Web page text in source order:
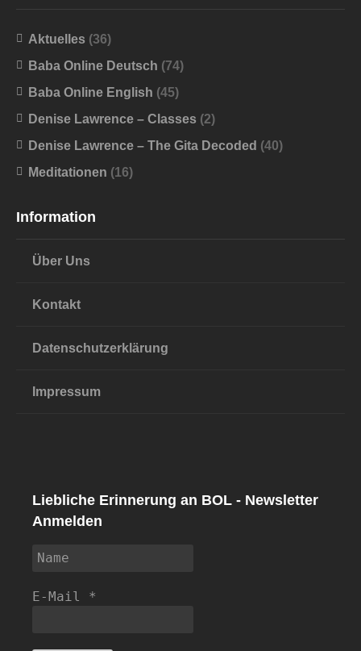
Aktuelles (36)
Baba Online Deutsch (74)
Baba Online English (45)
Denise Lawrence – Classes (2)
Denise Lawrence – The Gita Decoded (40)
Meditationen (16)
Information
Über Uns
Kontakt
Datenschutzerklärung
Impressum
Liebliche Erinnerung an BOL - Newsletter
Anmelden
E-Mail *